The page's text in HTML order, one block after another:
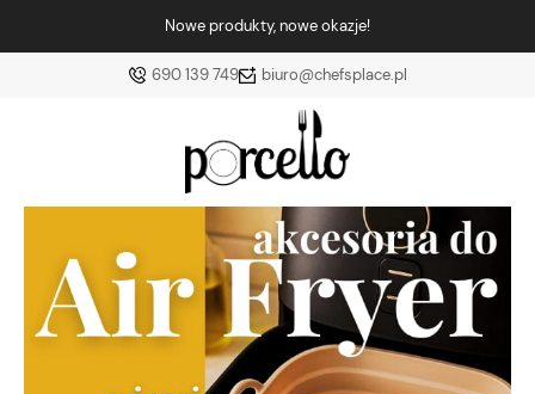
Nowe produkty, nowe okazje!
690 139 749 biuro@chefsplace.pl